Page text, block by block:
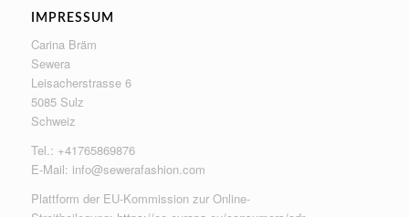
IMPRESSUM
Carina Bräm
Sewera
Leisacherstrasse 6
5085 Sulz
Schweiz
Tel.: +41765869876
E-Mail: info@sewerafashion.com
Plattform der EU-Kommission zur Online-